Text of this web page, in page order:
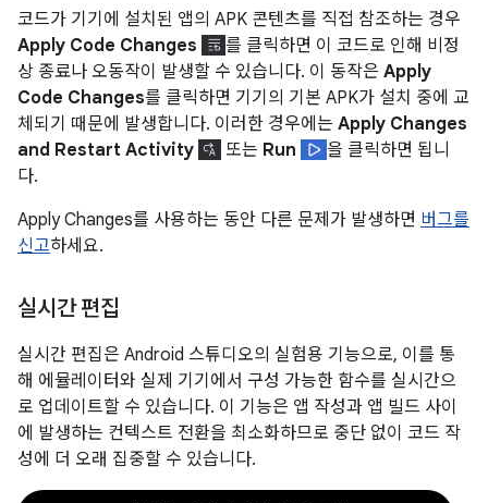
코드가 기기에 설치된 앱의 APK 콘텐츠를 직접 참조하는 경우
Apply Code Changes
를 클릭하면 이 코드로 인해 비정
상 종료나 오동작이 발생할 수 있습니다. 이 동작은 Apply
Code Changes를 클릭하면 기기의 기본 APK가 설치 중에 교
체되기 때문에 발생합니다. 이러한 경우에는 Apply Changes
and Restart Activity
또는 Run
을 클릭하면 됩니
다.
Apply Changes를 사용하는 동안 다른 문제가 발생하면 버그를
신고하세요.
실시간 편집
실시간 편집은 Android 스튜디오의 실험용 기능으로, 이를 통
해 에뮬레이터와 실제 기기에서 구성 가능한 함수를 실시간으
로 업데이트할 수 있습니다. 이 기능은 앱 작성과 앱 빌드 사이
에 발생하는 컨텍스트 전환을 최소화하므로 중단 없이 코드 작
성에 더 오래 집중할 수 있습니다.